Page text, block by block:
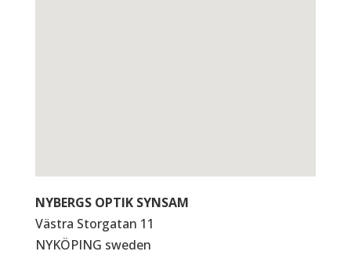
NYBERGS OPTIK SYNSAM
Västra Storgatan 11
NYKÖPING sweden